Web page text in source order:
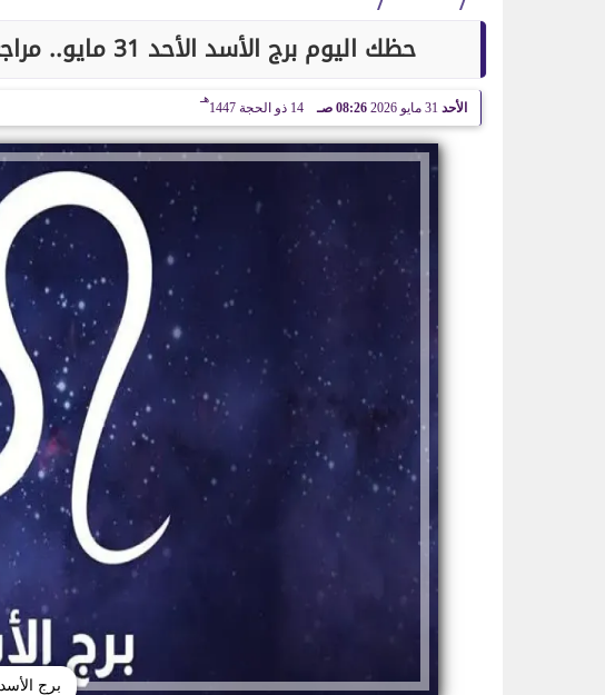
حظك اليوم برج الأسد الأحد 31 مايو.. مراجعة القرارات تقودك إلى فرص جديدة
الأحد 08:26 صـ 14 ذو الحجة 1447
هـ
برج الأسد